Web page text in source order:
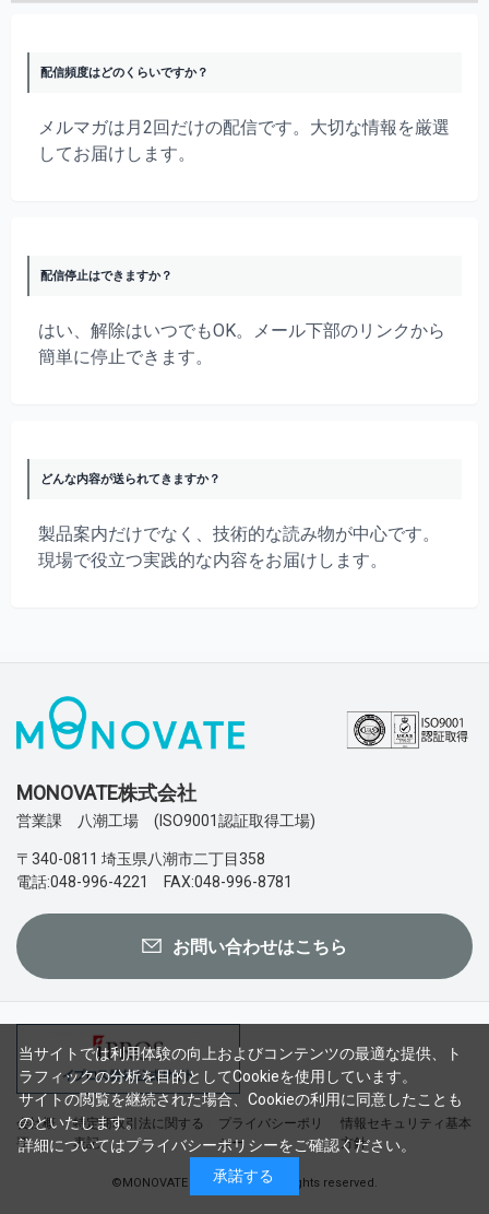
配信頻度はどのくらいですか？
メルマガは月2回だけの配信です。大切な情報を厳選
してお届けします。
配信停止はできますか？
はい、解除はいつでもOK。メール下部のリンクから
簡単に停止できます。
どんな内容が送られてきますか？
製品案内だけでなく、技術的な読み物が中心です。
現場で役立つ実践的な内容をお届けします。
MONOVATE株式会社
営業課 八潮工場 (ISO9001認証取得工場)
〒340-0811 埼玉県八潮市二丁目358
電話:048-996-4221 FAX:048-996-8781
お問い合わせはこちら
会社概
要
特定商取引法に関する
表記
プライバシーポリ
シー
情報セキュリティ基本
方針
©MONOVATE Co., Ltd. 2023 All rights reserved.
当サイトでは利用体験の向上およびコンテンツの最適な提供、ト
ラフィックの分析を目的としてCookieを使用しています。
サイトの閲覧を継続された場合、Cookieの利用に同意したことも
のといたします。
詳細についてはプライバシーポリシーをご確認ください。
承諾する